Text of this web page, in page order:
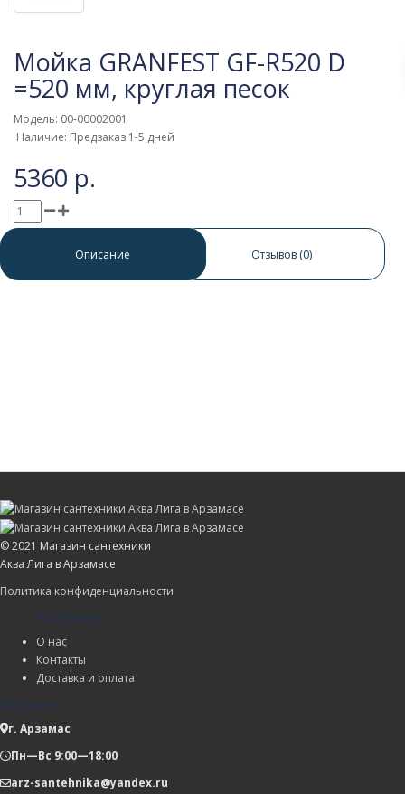
Мойка GRANFEST GF-R520 D
=520 мм, круглая песок
Модель: 00-00002001
Наличие: Предзаказ 1-5 дней
5360 р.
Написать отзыв
Описание Отзывов (0)
© 2021 Магазин сантехники
Аква Лига в Арзамасе
Политика конфиденциальности
Компания
О нас
Контакты
Доставка и оплата
Магазин
г. Арзамас
Пн—Вс 9:00—18:00
arz-santehnika@yandex.ru